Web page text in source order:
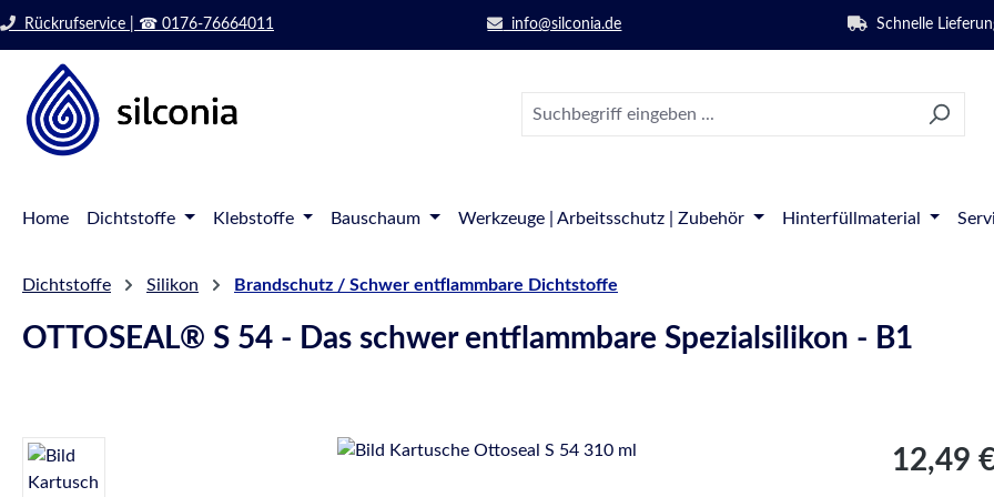
Hauptinhalt springen
Zur Suche springen
Zur Hauptnavigation springen
Rückrufservice | ☎ 0176-76664011 info@silconia.de Schnelle
Home Dichtstoffe Klebstoffe Bauschaum Werkzeuge | Arbeitsschutz | Zubehör Hinterfüllmaterial
Dichtstoffe Silikon Brandschutz / Schwer entflammbare Dichtstoffe
OTTOSEAL® S 54 - Das schwer entflammbare Spezialsilikon - B1
Bildergalerie überspringen Regulärer
12,49